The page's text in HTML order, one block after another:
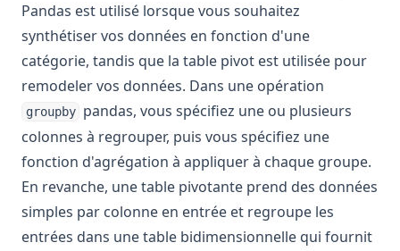
Pandas est utilisé lorsque vous souhaitez
synthétiser vos données en fonction d'une
catégorie, tandis que la table pivot est utilisée pour
remodeler vos données. Dans une opération
groupby pandas, vous spécifiez une ou plusieurs
colonnes à regrouper, puis vous spécifiez une
fonction d'agrégation à appliquer à chaque groupe.
En revanche, une table pivotante prend des données
simples par colonne en entrée et regroupe les
entrées dans une table bidimensionnelle qui fournit